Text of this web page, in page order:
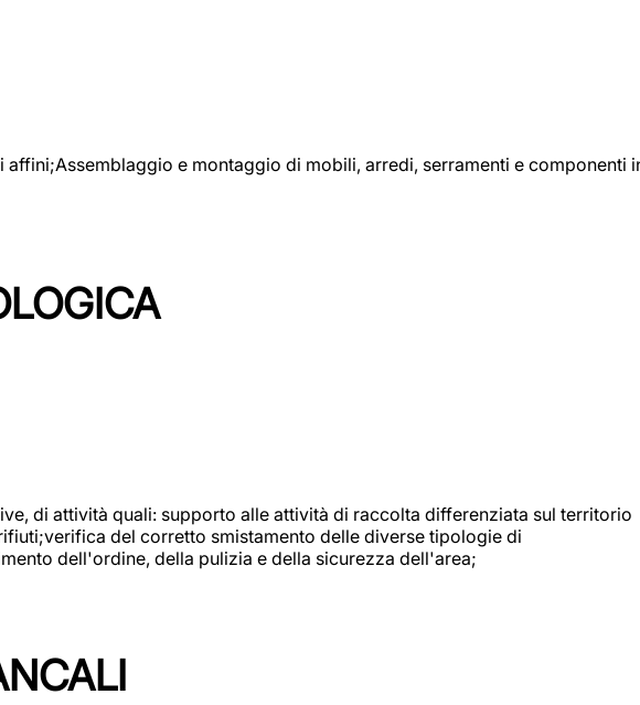
e montaggio di mobili, arredi, serramenti e componenti
di attività quali: supporto alle attività di raccolta differenziata sul territorio
del corretto smistamento delle diverse tipologie di
dell'ordine, della pulizia e della sicurezza dell'area;